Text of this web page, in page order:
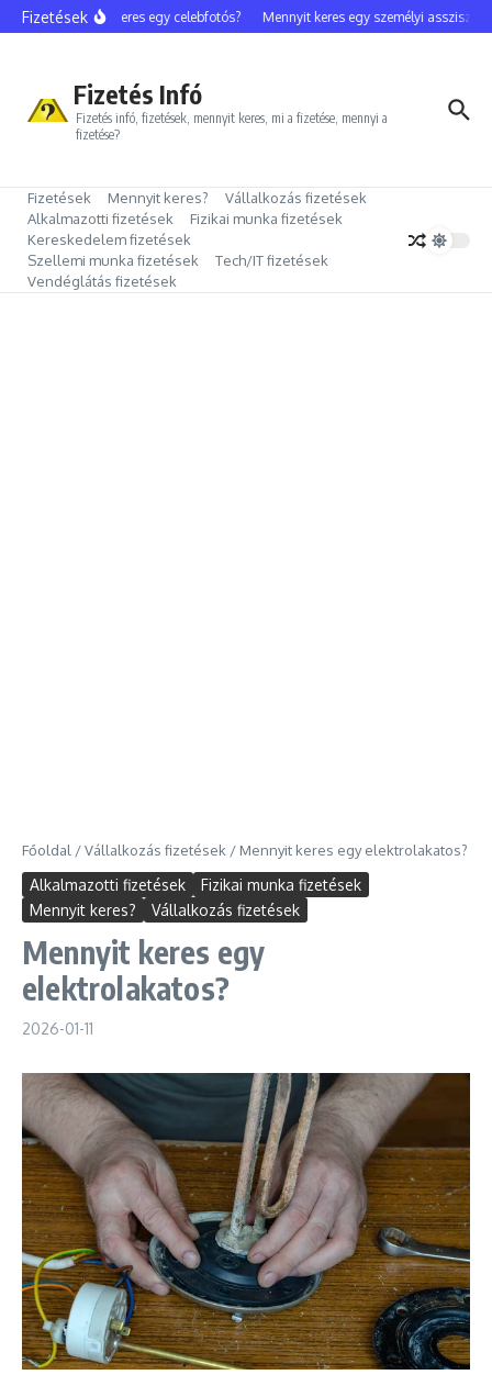
Ugrás a tartalomhoz
Fizetések
Mennyit keres egy celebfotós? Mennyit keres egy személyi asszisztens?
Fizetés Infó
Fizetés infó, fizetések, mennyit keres, mi a fizetése, mennyi a
fizetése?
Fizetések Mennyit keres?
Vállalkozás fizetések
Alkalmazotti fizetések
Fizikai munka fizetések
Kereskedelem fizetések
Szellemi munka fizetések
Tech/IT fizetések
Vendéglátás fizetések
Főoldal /Vállalkozás fizetések / Mennyit keres egy elektrolakatos?
Alkalmazotti fizetések
Fizikai munka fizetések
Mennyit keres?
Vállalkozás fizetések
Mennyit keres egy
elektrolakatos?
2026-01-11